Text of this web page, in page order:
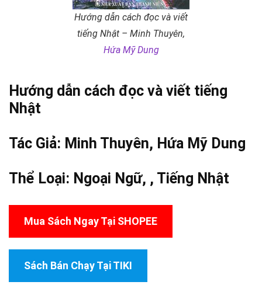
Hướng dẫn cách đọc và viết
tiếng Nhật – Minh Thuyên,
Hứa Mỹ Dung
Hướng dẫn cách đọc và viết tiếng
Nhật
Tác Giả: Minh Thuyên, Hứa Mỹ Dung
Thể Loại: Ngoại Ngữ, , Tiếng Nhật
Mua Sách Ngay Tại SHOPEE
Sách Bán Chạy Tại TIKI